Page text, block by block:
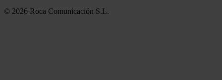
© 2026 Roca Comunicación S.L.